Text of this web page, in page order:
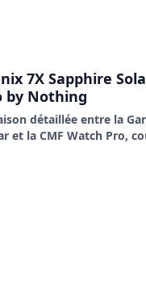
7X Sapphire
by Nothing
détaillée entre la
et la CMF Watch Pro,
les avantages et